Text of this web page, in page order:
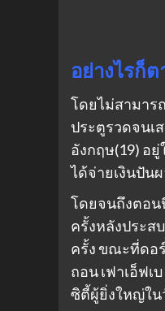
อย่างไรก็
โดยไม่สามาร
ประตูรวดจนเ
อังกฤษ(19) อ
ได้จ่ายเงินปัน
โดยจนถึงตอน
ครั้งหลังประส
ครั้ง ขณะที่ดอ
ถอน เฟาเอ็ฟ
ซิตี้ผู้ยิ่งใหญ่ใน